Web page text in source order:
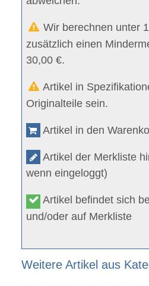
Wir berechnen unter
zusätzlich einen
30,00 €.
Artikel in
Originalteile sein.
Artikel in den
Artikel der Merkliste
wenn eingeloggt)
Artikel befindet sich
und/oder auf Merkliste
Weitere Artikel aus